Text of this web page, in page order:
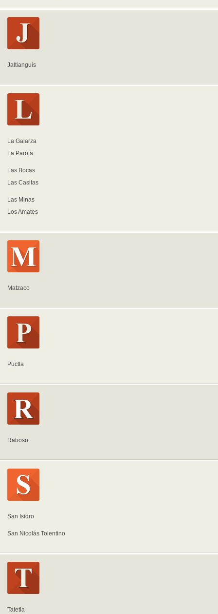
Jaltianguis
La Galarza
La Parota
Las Bocas
Las Casitas
Las Minas
Los Amates
Matzaco
Puctla
Raboso
San Isidro
San Nicolás Tolentino
Tatetla